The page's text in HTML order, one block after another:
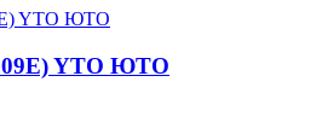
YTO ЮТО